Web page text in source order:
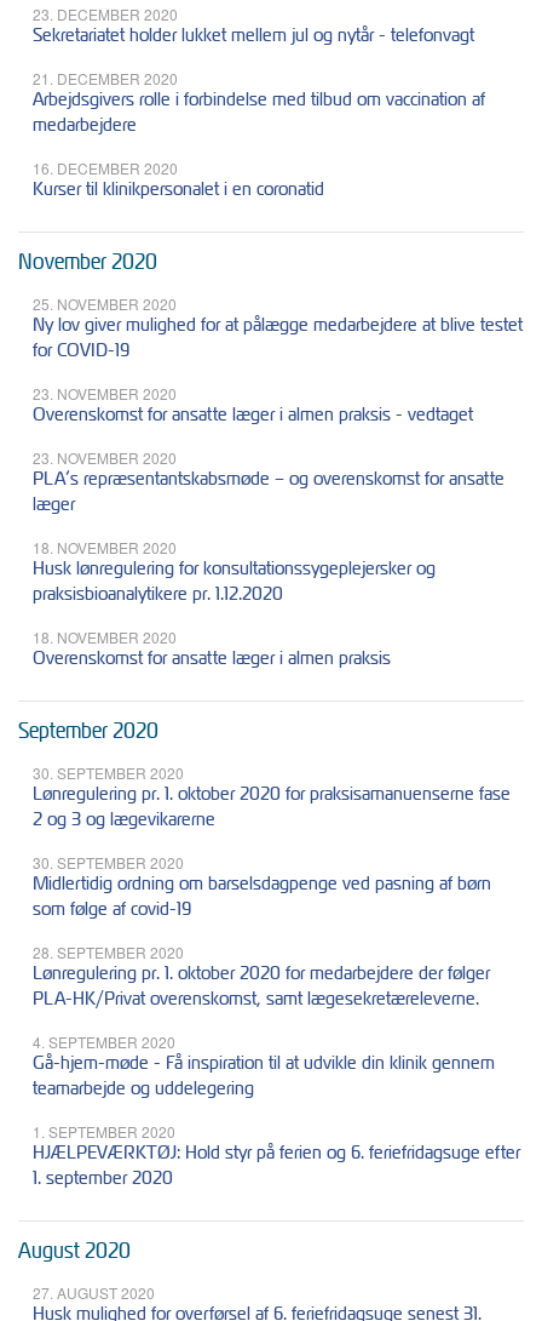
23. DECEMBER 2020
Sekretariatet holder lukket mellem jul og nytår - telefonvagt
21. DECEMBER 2020
Arbejdsgivers rolle i forbindelse med tilbud om vaccination af
medarbejdere
16. DECEMBER 2020
Kurser til klinikpersonalet i en coronatid
November 2020
25. NOVEMBER 2020
Ny lov giver mulighed for at pålægge medarbejdere at blive testet
for COVID-19
23. NOVEMBER 2020
Overenskomst for ansatte læger i almen praksis - vedtaget
23. NOVEMBER 2020
PLA’s repræsentantskabsmøde – og overenskomst for ansatte
læger
18. NOVEMBER 2020
Husk lønregulering for konsultationssygeplejersker og
praksisbioanalytikere pr. 1.12.2020
18. NOVEMBER 2020
Overenskomst for ansatte læger i almen praksis
September 2020
30. SEPTEMBER 2020
Lønregulering pr. 1. oktober 2020 for praksisamanuenserne fase
2 og 3 og lægevikarerne
30. SEPTEMBER 2020
Midlertidig ordning om barselsdagpenge ved pasning af børn
som følge af covid-19
28. SEPTEMBER 2020
Lønregulering pr. 1. oktober 2020 for medarbejdere der følger
PLA-HK/Privat overenskomst, samt lægesekretæreleverne.
4. SEPTEMBER 2020
Gå-hjem-møde - Få inspiration til at udvikle din klinik gennem
teamarbejde og uddelegering
1. SEPTEMBER 2020
HJÆLPEVÆRKTØJ: Hold styr på ferien og 6. feriefridagsuge efter
1. september 2020
August 2020
27. AUGUST 2020
Husk mulighed for overførsel af 6. feriefridagsuge senest 31.